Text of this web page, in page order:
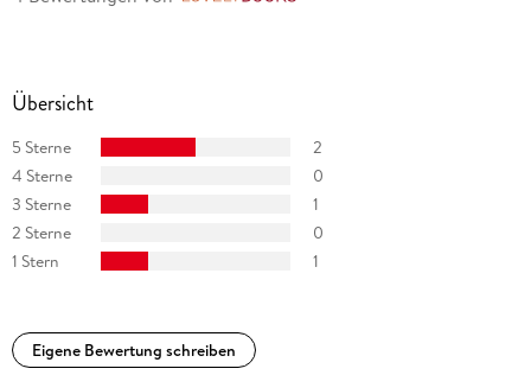
Übersicht
5 Sterne
2
4 Sterne
0
3 Sterne
1
2 Sterne
0
1 Stern
1
Eigene Bewertung schreiben